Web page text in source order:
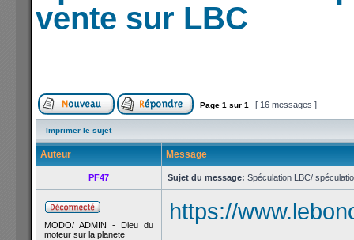
vente sur LBC
Page 1 sur 1 [ 16 messages ]
Imprimer le sujet
Auteur Message
PF47 Sujet du message: Spéculation LBC/
MODO/ ADMIN - Dieu du
moteur sur la planete
https://